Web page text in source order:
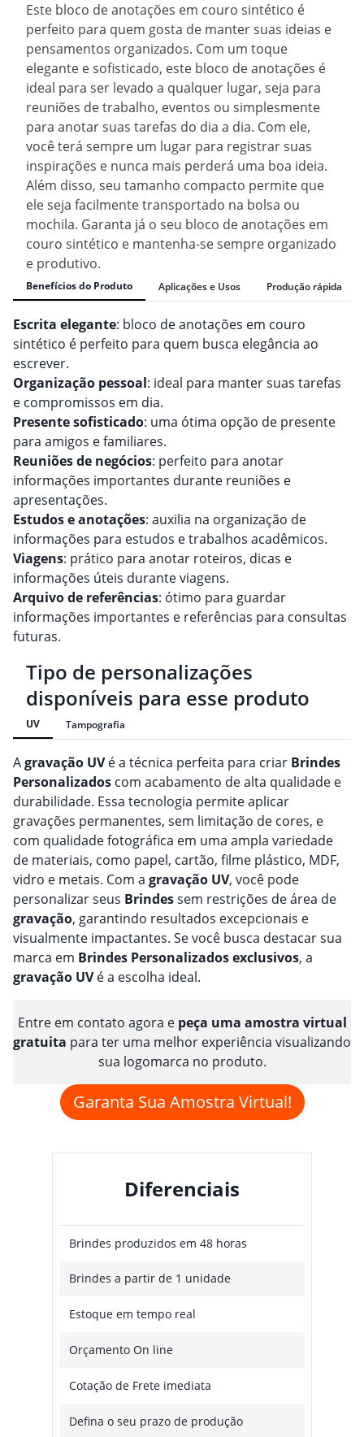
Este bloco de anotações em couro sintético é
perfeito para quem gosta de manter suas ideias e
pensamentos organizados. Com um toque
elegante e sofisticado, este bloco de anotações é
ideal para ser levado a qualquer lugar, seja para
reuniões de trabalho, eventos ou simplesmente
para anotar suas tarefas do dia a dia. Com ele,
você terá sempre um lugar para registrar suas
inspirações e nunca mais perderá uma boa ideia.
Além disso, seu tamanho compacto permite que
ele seja facilmente transportado na bolsa ou
mochila. Garanta já o seu bloco de anotações em
couro sintético e mantenha-se sempre organizado
e produtivo.
Benefícios do Produto Aplicações e Usos Produção rápida
Escrita elegante: bloco de anotações em couro
sintético é perfeito para quem busca elegância ao
escrever.
Organização pessoal: ideal para manter suas tarefas
e compromissos em dia.
Presente sofisticado: uma ótima opção de presente
para amigos e familiares.
Reuniões de negócios: perfeito para anotar
informações importantes durante reuniões e
apresentações.
Estudos e anotações: auxilia na organização de
informações para estudos e trabalhos acadêmicos.
Viagens: prático para anotar roteiros, dicas e
informações úteis durante viagens.
Arquivo de referências: ótimo para guardar
informações importantes e referências para consultas
futuras.
Tipo de personalizações
disponíveis para esse produto
UV Tampografia
Agravação UVé a técnica perfeita para criar Brindes
Personalizados com acabamento de alta qualidade e
durabilidade. Essa tecnologia permite aplicar
gravações permanentes, sem limitação de cores, e
com qualidade fotográfica em uma ampla variedade
de materiais, como papel, cartão, filme plástico, MDF,
vidro e metais. Com a gravação UV, você pode
personalizar seus Brindessem restrições de área de
gravação, garantindo resultados excepcionais e
visualmente impactantes. Se você busca destacar sua
marca em Brindes Personalizadosexclusivos, a
gravação UVé a escolha ideal.
Entre em contato agora e peça uma amostra virtual
gratuita para ter uma melhor experiência visualizando
sua logomarca no produto.
Garanta Sua Amostra Virtual!
Diferenciais
Brindes produzidos em 48 horas
Brindes a partir de 1 unidade
Estoque em tempo real
Orçamento On line
Cotação de Frete imediata
Defina o seu prazo de produção